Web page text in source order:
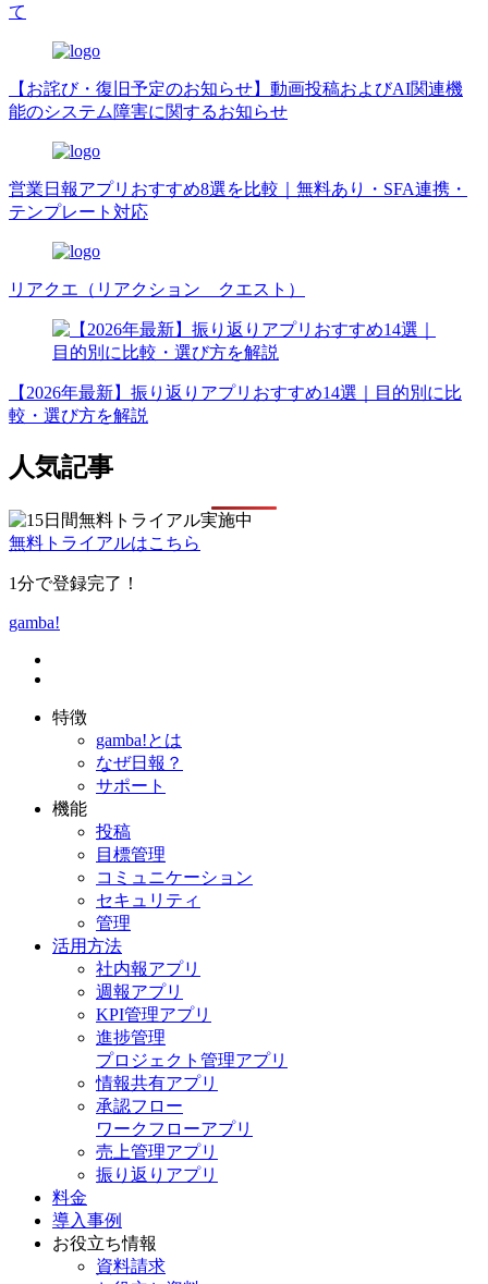
て
【お詫び・復旧予定のお知らせ】動画投稿およびAI関連機
能のシステム障害に関するお知らせ
営業日報アプリおすすめ8選を比較｜無料あり・SFA連携・
テンプレート対応
リアクエ（リアクション クエスト）
【2026年最新】振り返りアプリおすすめ14選｜目的別に比
較・選び方を解説
人気記事
無料トライアルはこちら
1分で登録完了！
gamba!
特徴
gamba!とは
なぜ日報？
サポート
機能
投稿
目標管理
コミュニケーション
セキュリティ
管理
活用方法
社内報アプリ
週報アプリ
KPI管理アプリ
進捗管理
プロジェクト管理アプリ
情報共有アプリ
承認フロー
ワークフローアプリ
売上管理アプリ
振り返りアプリ
料金
導入事例
お役立ち情報
資料請求